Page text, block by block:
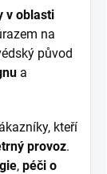
v oblasti
na
původ
a
kteří
provoz.
, péči o